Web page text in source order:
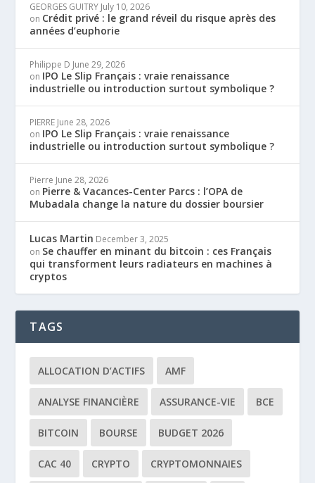
GEORGES GUITRY July 10, 2026
on Crédit privé : le grand réveil du risque après des
années d’euphorie
Philippe D June 29, 2026
on IPO Le Slip Français : vraie renaissance
industrielle ou introduction surtout symbolique ?
PIERRE June 28, 2026
on IPO Le Slip Français : vraie renaissance
industrielle ou introduction surtout symbolique ?
Pierre June 28, 2026
on Pierre & Vacances-Center Parcs : l’OPA de
Mubadala change la nature du dossier boursier
Lucas Martin December 3, 2025
on Se chauffer en minant du bitcoin : ces Français
qui transforment leurs radiateurs en machines à
cryptos
TAGS
ALLOCATION D’ACTIFS AMF
ANALYSE FINANCIÈRE ASSURANCE-VIE BCE
BITCOIN BOURSE BUDGET 2026
CAC 40 CRYPTO CRYPTOMONNAIES